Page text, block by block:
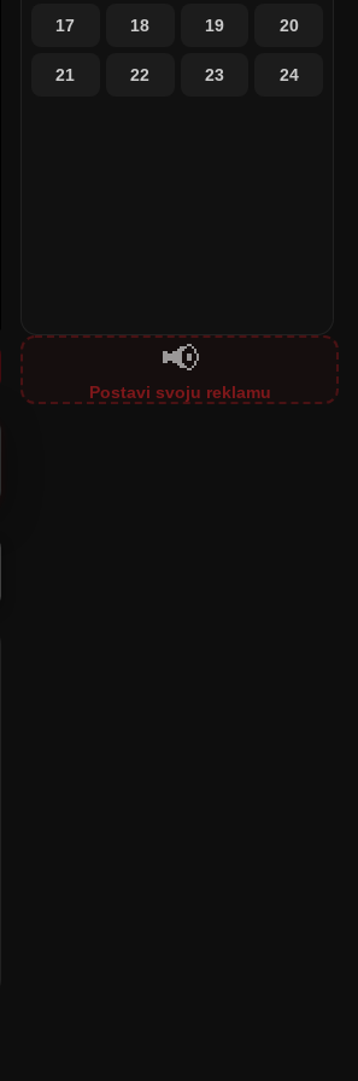
17 18 19 20
21 22 23 24
📢
Postavi svoju reklamu